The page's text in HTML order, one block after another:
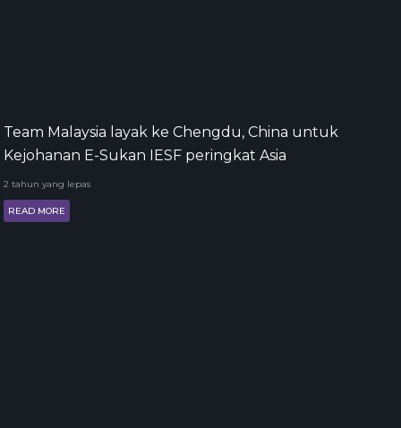
Team Malaysia layak ke Chengdu, China untuk
Kejohanan E-Sukan IESF peringkat Asia
2 tahun yang lepas
READ MORE